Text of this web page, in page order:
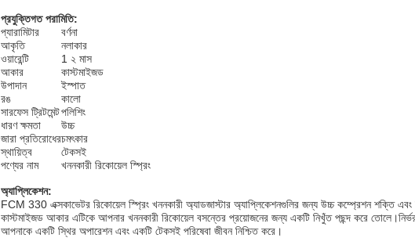
প্রযুক্তিগত পরামিতি:
প্যারামিটার
বর্ণনা
আকৃতি
নলাকার
ওয়ারেন্টি
1 ২ মাস
আকার
কাস্টমাইজড
উপাদান
ইস্পাত
রঙ
কালো
সারফেস ট্রিটমেন্টপলিশিং
ধারণ ক্ষমতা
উচ্চ
জারা প্রতিরোধেরচমৎকার
স্থায়িত্ব
টেকসই
পণ্যের নাম
খননকারী রিকোয়েল স্প্রিং
অ্যাপ্লিকেশন:
FCM 330 এক্সকাভেটর রিকোয়েল স্প্রিং খননকারী অ্যাডজাস্টার অ্যাপ্লিকেশনগুলির জন্য উচ্চ কম্প্রেশন শক্তি এবং
কাস্টমাইজড আকার এটিকে আপনার খননকারী রিকোয়েল বসন্তের প্রয়োজনের জন্য একটি নিখুঁত পছন্দ করে
আপনাকে একটি স্থির অপারেশন এবং একটি টেকসই পরিষেবা জীবন নিশ্চিত করে।